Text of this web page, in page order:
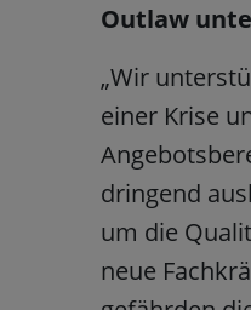
Outlaw
„Wir
einer Krise
dringend
um die
neue